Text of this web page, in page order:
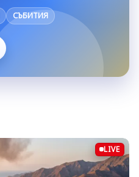
СЪБИТИЯ
LIVE